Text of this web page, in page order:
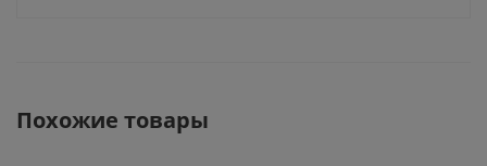
Похожие товары